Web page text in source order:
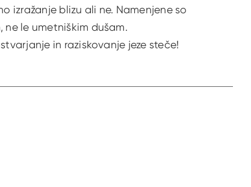
izražanje blizu ali ne. Namenjene so
ne le umetniškim dušam.
in raziskovanje jeze steče!